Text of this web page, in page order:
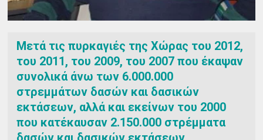
Μετά τις πυρκαγιές της Χώρας του 2012,
του 2011, του 2009, του 2007 που έκαψαν
συνολικά άνω των 6.000.000
στρεμμάτων δασών και δασικών
εκτάσεων, αλλά και εκείνων του 2000
που κατέκαυσαν 2.150.000 στρέμματα